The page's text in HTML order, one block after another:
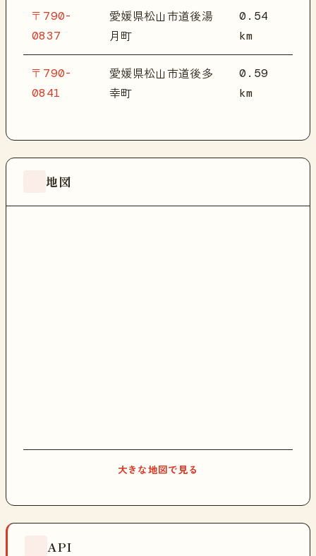
〒790-
0837
愛媛県松山市道後湯
月町
0.54
km
〒790-
0841
愛媛県松山市道後多
幸町
0.59
km
地図
大きな地図で見る
API